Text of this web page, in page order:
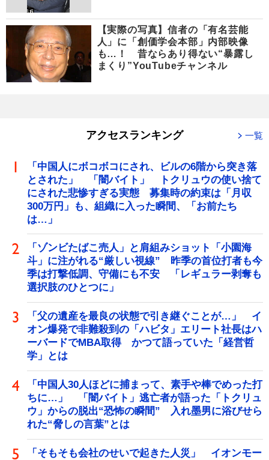
【実際の写真】信者の「有名芸能
人」に「創価学会本部」内部映像
も…！ 昔ならあり得ない“暴露し
まくり”YouTubeチャンネル
アクセスランキング 一覧
「中国人にボコボコにされ、ビルの6階から突き落
とされた」 「闇バイト」 トクリュウの使い捨て
にされた悲惨すぎる実態 募集時の約束は「月収
300万円」も、組織に入った瞬間、「お前たち
は…」
「ゾンビたばこ売人」と肩組みショット「小園海
斗」に注がれる“厳しい視線” 昨季の首位打者も今
季は打撃低調、守備にも不安 「レギュラー剥奪も
選択肢のひとつに」
「父の遺産を最良の状態で引き継ぐことが…」 イ
オン爆発で非難殺到の「ハビタ」エリート社長はハ
ーバードでMBA取得 かつて語っていた「経営哲
学」とは
「中国人30人ほどに捕まって、素手や棒でめった打
ちに…」 「闇バイト」逃亡者が語った「トクリュ
ウ」からの脱出“恐怖の瞬間” 入れ墨男に浴びせら
れた“脅しの言葉”とは
「そもそも会社のせいで起きた人災」 イオンモー